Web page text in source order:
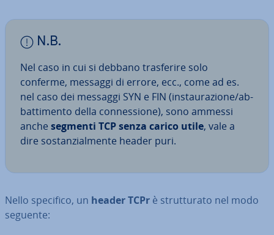
N.B.
Nel caso in cui si debbano tra­sfe­ri­re solo
conferme, messaggi di errore, ecc., come ad es.
nel caso dei messaggi SYN e FIN (in­stau­ra­zio­ne/ab­
bat­ti­men­to della con­nes­sio­ne), sono ammessi
anche segmenti TCP senza carico utile, vale a
dire so­stan­zial­men­te header puri.
Nello specifico, un header TCPr è strut­tu­ra­to nel modo
seguente: